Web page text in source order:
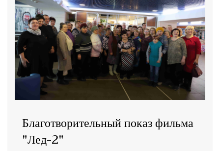
Благотворительный показ фильма
"Лед-2"